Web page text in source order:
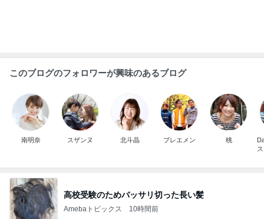
このブログのフォロワーが興味のあるブログ
南明奈 スザンヌ 北斗晶 ブレエメン 桃
高校受験のためバッサリ切った長い髪
Amebaトピックス 10時間前